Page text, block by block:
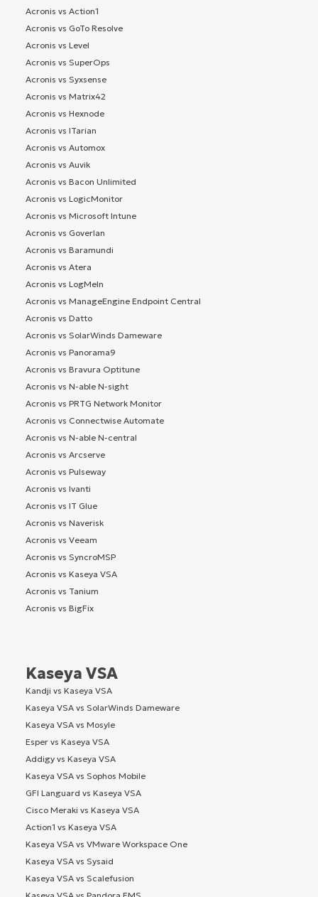
Acronis vs Action1
Acronis vs GoTo Resolve
Acronis vs Level
Acronis vs SuperOps
Acronis vs Syxsense
Acronis vs Matrix42
Acronis vs Hexnode
Acronis vs ITarian
Acronis vs Automox
Acronis vs Auvik
Acronis vs Bacon Unlimited
Acronis vs LogicMonitor
Acronis vs Microsoft Intune
Acronis vs Goverlan
Acronis vs Baramundi
Acronis vs Atera
Acronis vs LogMeIn
Acronis vs ManageEngine Endpoint Central
Acronis vs Datto
Acronis vs SolarWinds Dameware
Acronis vs Panorama9
Acronis vs Bravura Optitune
Acronis vs N-able N-sight
Acronis vs PRTG Network Monitor
Acronis vs Connectwise Automate
Acronis vs N-able N-central
Acronis vs Arcserve
Acronis vs Pulseway
Acronis vs Ivanti
Acronis vs IT Glue
Acronis vs Naverisk
Acronis vs Veeam
Acronis vs SyncroMSP
Acronis vs Kaseya VSA
Acronis vs Tanium
Acronis vs BigFix
Kaseya VSA
Kandji vs Kaseya VSA
Kaseya VSA vs SolarWinds Dameware
Kaseya VSA vs Mosyle
Esper vs Kaseya VSA
Addigy vs Kaseya VSA
Kaseya VSA vs Sophos Mobile
GFI Languard vs Kaseya VSA
Cisco Meraki vs Kaseya VSA
Action1 vs Kaseya VSA
Kaseya VSA vs VMware Workspace One
Kaseya VSA vs Sysaid
Kaseya VSA vs Scalefusion